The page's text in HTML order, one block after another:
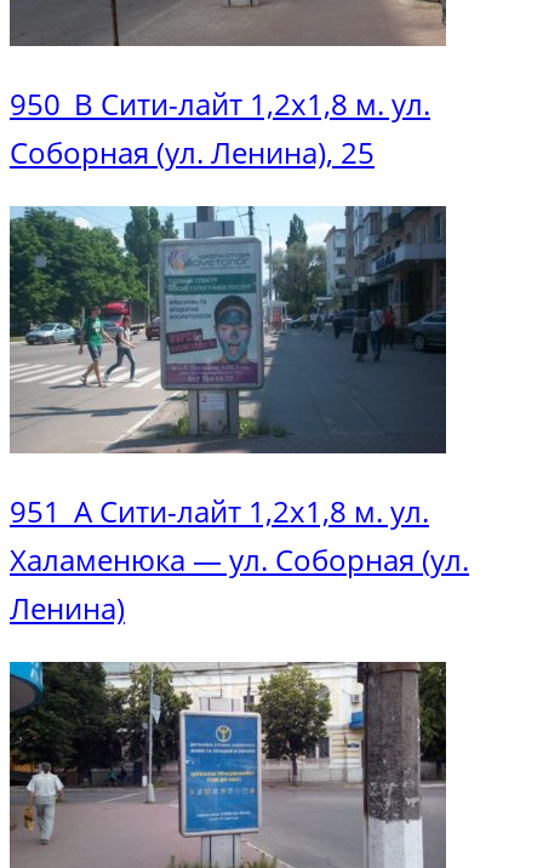
950_В Сити-лайт 1,2х1,8 м. ул.
Соборная (ул. Ленина), 25
951_А Сити-лайт 1,2х1,8 м. ул.
Халаменюка — ул. Соборная (ул.
Ленина)